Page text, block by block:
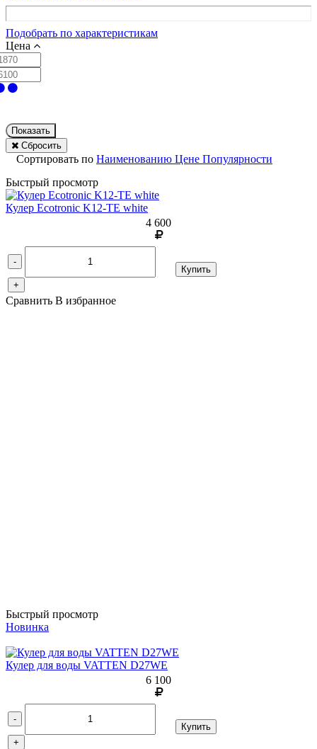
Подобрать по характеристикам
Цена
Показать
Сбросить
Сортировать по Наименованию Цене Популярности
Быстрый просмотр
Кулер Ecotronic K12-TE white
4 600
-
+
Купить
Сравнить В избранное
Быстрый просмотр
Новинка
Кулер для воды VATTEN D27WE
6 100
-
+
Купить